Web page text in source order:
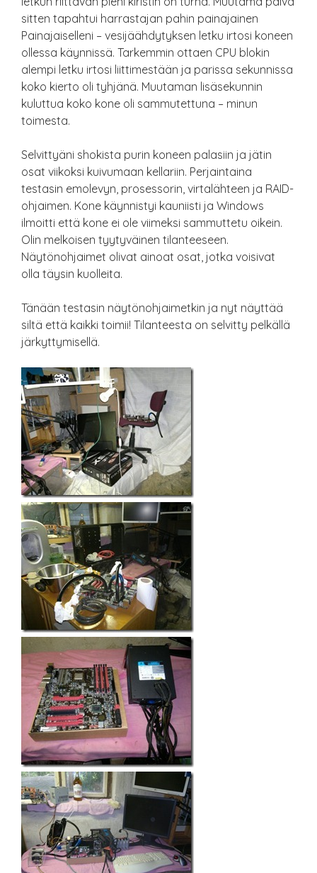
sitten tapahtui harrastajan pahin painajainen
Painajaiselleni – vesijäähdytyksen letku irtosi koneen
ollessa käynnissä. Tarkemmin ottaen CPU blokin
alempi letku irtosi liittimestään ja parissa sekunnissa
koko kierto oli tyhjänä. Muutaman lisäsekunnin
kuluttua koko kone oli sammutettuna – minun
toimesta.
Selvittyäni shokista purin koneen palasiin ja jätin
osat viikoksi kuivumaan kellariin. Perjaintaina
testasin emolevyn, prosessorin, virtalähteen ja RAID-
ohjaimen. Kone käynnistyi kauniisti ja Windows
ilmoitti että kone ei ole viimeksi sammuttetu oikein.
Olin melkoisen tyytyväinen tilanteeseen.
Näytönohjaimet olivat ainoat osat, jotka voisivat
olla täysin kuolleita.
Tänään testasin näytönohjaimetkin ja nyt näyttää
siltä että kaikki toimii! Tilanteesta on selvitty pelkällä
järkyttymisellä.